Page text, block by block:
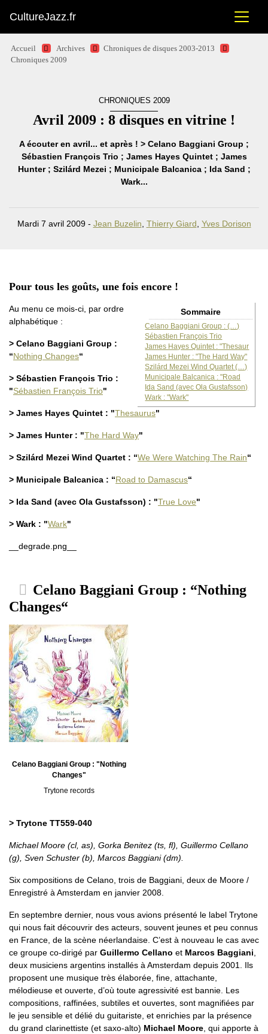
CultureJazz.fr
Accueil Archives
Chroniques de disques 2003-2013
Chroniques 2009
CHRONIQUES 2009
Avril 2009 : 8 disques en vitrine !
A écouter en avril... et après ! > Celano Baggiani Group ;
Sébastien François Trio ; James Hayes Quintet ; James
Hunter ; Szilárd Mezei ; Municipale Balcanica ; Ida Sand ;
Wark...
Mardi 7 avril 2009 - Jean Buzelin Thierry Giard Yves Dorison
Pour tous les goûts, une fois encore !
Sommaire
Celano Baggiani Group : (…)
Sébastien François Trio
James Hayes Quintet : "Thesaur
James Hunter : "The Hard Way"
Szilárd Mezei Wind Quartet (…)
Municipale Balcanica : "Road
Ida Sand (avec Ola Gustafsson)
Wark : "Wark"
Au menu ce mois-ci, par ordre
alphabétique :
> Celano Baggiani Group :
“Nothing Changes“
> Sébastien François Trio :
"Sébastien François Trio"
> James Hayes Quintet : "Thesaurus"
> James Hunter : "The Hard Way"
> Szilárd Mezei Wind Quartet : “We Were Watching The Rain“
> Municipale Balcanica : “Road to Damascus“
> Ida Sand (avec Ola Gustafsson) : "True Love"
> Wark : "Wark"
__degrade.png__
Celano Baggiani Group : “Nothing
Changes“
Celano Baggiani Group : "Nothing
Changes"
Trytone records
> Trytone TT559-040
Michael Moore (cl, as), Gorka Benitez (ts, fl), Guillermo Cellano
(g), Sven Schuster (b), Marcos Baggiani (dm).
Six compositions de Celano, trois de Baggiani, deux de Moore /
Enregistré à Amsterdam en janvier 2008.
En septembre dernier, nous vous avions présenté le label Trytone
qui nous fait découvrir des acteurs, souvent jeunes et peu connus
en France, de la scène néerlandaise. C’est à nouveau le cas avec
ce groupe co-dirigé par Guillermo Cellano et Marcos Baggiani
deux musiciens argentins installés à Amsterdam depuis 2001. Ils
proposent une musique très élaborée, fine, attachante,
mélodieuse et ouverte, d’où toute agressivité est bannie. Les
compositions, raffinées, subtiles et ouvertes, sont magnifiées par
le jeu sensible et délié du guitariste, et enrichies par la présence
du grand clarinettiste (et saxo-alto) Michael Moore , qui apporte à